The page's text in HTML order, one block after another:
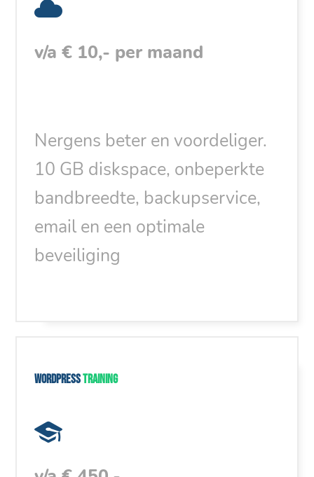
v/a € 10,- per maand
Nergens beter en voordeliger.
10 GB diskspace, onbeperkte
bandbreedte, backupservice,
email en een optimale
beveiliging
WordPresstraining